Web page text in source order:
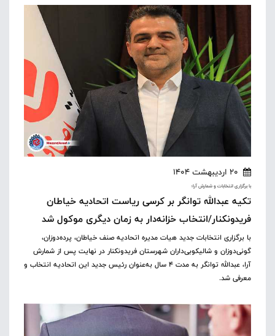
20 اردیبهشت 1404
با برگزاری انتخابات و شمارش آرا؛
تکیه عبدالله توانگر بر کرسی ریاست اتحادیه خیاطان
فریدونکنار/انتخاب خزانه‌دار به زمان دیگری موکول شد
با برگزاری انتخابات جدید هیات مدیره اتحادیه صنف خیاطان، پرده‌دوزان،
گونی‌دوزان و شالیکوبی‌داران شهرستان فریدونکنار در نهایت پس از شمارش
آرا، عبدالله توانگر به مدت 4 سال به‌عنوان رئیس جدید این اتحادیه انتخاب و
معرفی شد.